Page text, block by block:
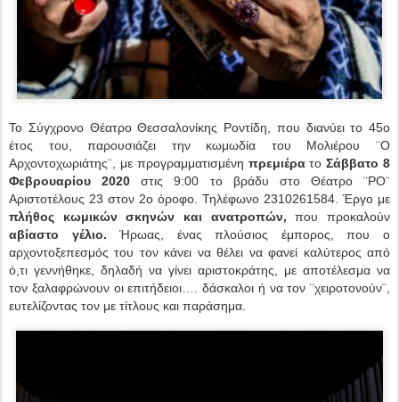
Το Σύγχρονο Θέατρο Θεσσαλονίκης Ροντίδη, που διανύει το 45ο
έτος του, παρουσιάζει την κωμωδία του Μολιέρου ¨Ο
Αρχοντοχωριάτης¨, με προγραμματισμένη πρεμιέρατοΣάββατο 8
Φεβρουαρίου 2020στις 9:00 το βράδυ στο Θέατρο ¨ΡΟ¨
Αριστοτέλους 23 στον 2ο όροφο. Τηλέφωνο 2310261584. Έργο με
πλήθος κωμικών σκηνών και ανατροπών, που προκαλούν
αβίαστο γέλιο. Ήρωας, ένας πλούσιος έμπορος, που ο
αρχοντοξεπεσμός του τον κάνει να θέλει να φανεί καλύτερος από
ό,τι γεννήθηκε, δηλαδή να γίνει αριστοκράτης, με αποτέλεσμα να
τον ξαλαφρώνουν οι επιτήδειοι…. δάσκαλοι ή να τον ¨χειροτονούν¨,
ευτελίζοντας τον με τίτλους και παράσημα.